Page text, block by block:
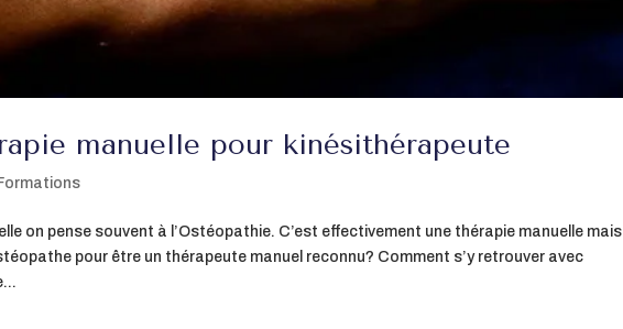
manuelle pour kinésithérapeute
on pense souvent à l’Ostéopathie. C’est effectivement une thérapie manuelle mais
pour être un thérapeute manuel reconnu? Comment s’y retrouver avec